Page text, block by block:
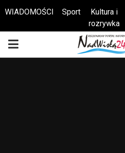
Otwórz pasek narzędzi
WIADOMOŚCI Sport
Kultura i
rozrywka
PRIMARY